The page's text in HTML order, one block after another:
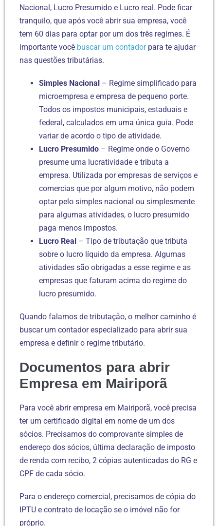
Nacional, Lucro Presumido e Lucro real. Pode ficar
tranquilo, que após você abrir sua empresa, você
tem 60 dias para optar por um dos três regimes. É
importante você buscar um contadorpara te ajudar
nas questões tributárias.
Simples Nacional – Regime simplificado para
microempresa e empresa de pequeno porte.
Todos os impostos municipais, estaduais e
federal, calculados em uma única guia. Pode
variar de acordo o tipo de atividade.
Lucro Presumido – Regime onde o Governo
presume uma lucratividade e tributa a
empresa. Utilizada por empresas de serviços e
comercias que por algum motivo, não podem
optar pelo simples nacional ou simplesmente
para algumas atividades, o lucro presumido
paga menos impostos.
Lucro Real – Tipo de tributação que tributa
sobre o lucro líquido da empresa. Algumas
atividades são obrigadas a esse regime e as
empresas que faturam acima do regime do
lucro presumido.
Quando falamos de tributação, o melhor caminho é
buscar um contador especializado para abrir sua
empresa e definir o regime tributário.
Documentos para abrir
Empresa em Mairiporã
Para você abrir empresa em Mairiporã, você precisa
ter um certificado digital em nome de um dos
sócios. Precisamos do comprovante simples de
endereço dos sócios, última declaração de imposto
de renda com recibo, 2 cópias autenticadas do RG e
CPF de cada sócio.
Para o endereço comercial, precisamos de cópia do
IPTU e contrato de locação se o imóvel não for
próprio.